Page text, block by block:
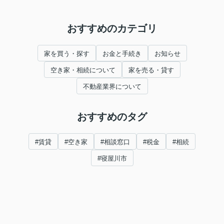
おすすめのカテゴリ
家を買う・探す お金と手続き お知らせ
空き家・相続について 家を売る・貸す
不動産業界について
おすすめのタグ
#賃貸 #空き家 #相談窓口 #税金 #相続
#寝屋川市